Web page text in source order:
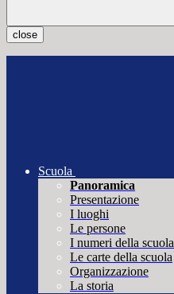
close
Scuola
Panoramica
Presentazione
I luoghi
Le persone
I numeri della scuola
Le carte della scuola
Organizzazione
La storia